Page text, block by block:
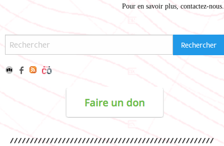
Pour en savoir plus, contactez-nous.